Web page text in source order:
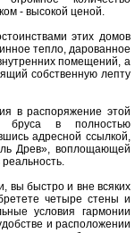
- высокой ценой.
этих домов
тепло, дарованное
помещений, а
собственную лепту
в распоряжение этой
бруса в полностью
адресной ссылкой,
Древ», воплощающей
вы быстро и вне всяких
четыре стены и
условия гармонии
и расположении